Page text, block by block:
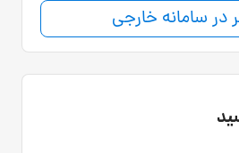
سامانه خارجی